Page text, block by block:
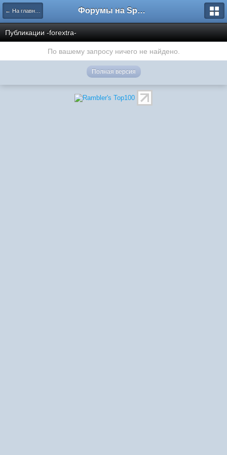
← На главную Форумы на Sportbox.ru
Публикации -forextra-
По вашему запросу ничего не найдено.
Полная версия